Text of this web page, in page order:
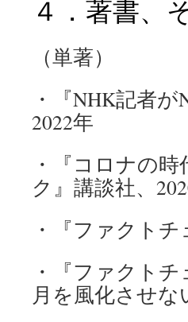
４．著書、
（単著）
・『NHK記者
2022年
・『コロナの
ク』講談社、
・『ファクト
・『ファクト
月を風化させな